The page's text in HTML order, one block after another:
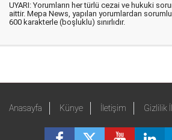
UYARI: Yorumların her türlü cezai ve hukuki
aittir. Mepa News, yapılan yorumlardan
600 karakterle (boşluklu) sınırlıdır.
Anasayfa Künye İletişim Gizlilik